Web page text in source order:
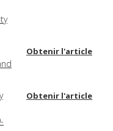
Obtenir l'article
Obtenir l'article